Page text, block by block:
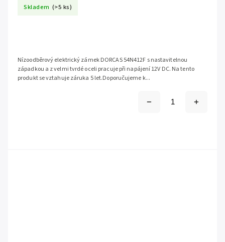
Skladem (>5 ks)
Nízoodběrový elektrický zámek DORCAS 54N412F s nastavitelnou
západkou a z velmi tvrdé oceli pracuje při napájení 12V DC. Na tento
produkt se vztahuje záruka 5 let.Doporučujeme k...